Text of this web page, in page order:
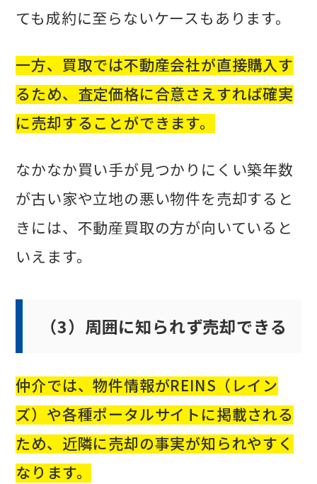
ても成約に至らないケースもあります。
一方、買取では不動産会社が直接購入す
るため、査定価格に合意さえすれば確実
に売却することができます。
なかなか買い手が見つかりにくい築年数
が古い家や立地の悪い物件を売却すると
きには、不動産買取の方が向いていると
いえます。
（3）周囲に知られず売却できる
仲介では、物件情報がREINS（レイン
ズ）や各種ポータルサイトに掲載される
ため、近隣に売却の事実が知られやすく
なります。